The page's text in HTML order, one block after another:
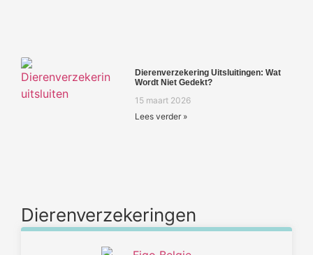
Dierenverzekering Uitsluitingen: Wat
Wordt Niet Gedekt?
15 maart 2026
Lees verder »
Dierenverzekeringen